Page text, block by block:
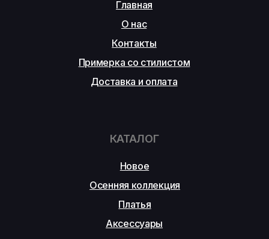
Новое
Осенняя коллекция
Платья
Аксессуары
КАТАЛОГ
Главная
О нас
Контакты
Примерка со стилистом
Доставка и оплата